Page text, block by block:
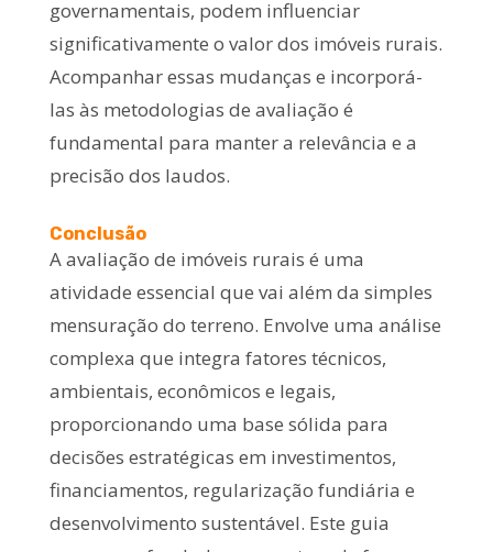
governamentais, podem influenciar
significativamente o valor dos imóveis rurais.
Acompanhar essas mudanças e incorporá-
las às metodologias de avaliação é
fundamental para manter a relevância e a
precisão dos laudos.
Conclusão
A avaliação de imóveis rurais é uma
atividade essencial que vai além da simples
mensuração do terreno. Envolve uma análise
complexa que integra fatores técnicos,
ambientais, econômicos e legais,
proporcionando uma base sólida para
decisões estratégicas em investimentos,
financiamentos, regularização fundiária e
desenvolvimento sustentável. Este guia